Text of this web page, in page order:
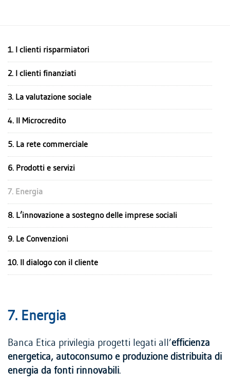
1. I clienti risparmiatori
2. I clienti finanziati
3. La valutazione sociale
4. Il Microcredito
5. La rete commerciale
6. Prodotti e servizi
7. Energia
8. L’innovazione a sostegno delle imprese sociali
9. Le Convenzioni
10. Il dialogo con il cliente
7. Energia
Banca Etica privilegia progetti legati all’efficienza
energetica, autoconsumo e produzione distribuita di
energia da fonti rinnovabili.